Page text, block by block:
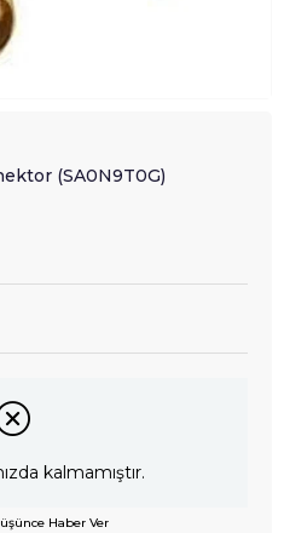
(SA0N9T0G)
kalmamıştır.
Haber Ver